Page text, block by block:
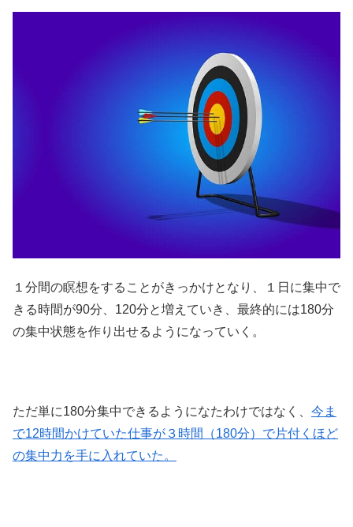
１分間の瞑想をすることがきっかけとなり、１日に集中で
きる時間が90分、120分と増えていき、最終的には180分
の集中状態を作り出せるようになっていく。
ただ単に180分集中できるようになたわけではなく、 今ま
で12時間かけていた仕事が３時間（180分）で片付くほど
の集中力を手に入れていた。